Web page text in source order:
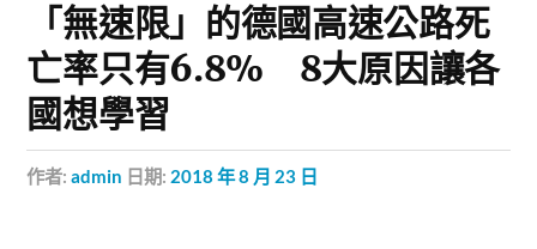
「無速限」的德國高速公路死
亡率只有6.8% 8大原因讓各
國想學習
作者:admin 日期: 2018 年 8 月 23 日